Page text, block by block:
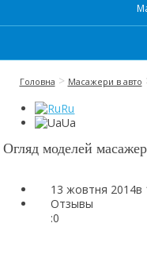
Головна > Масажери в авто
Ru
Ua
Огляд моделей
13 жовтня 2014в
Отзывы
:0